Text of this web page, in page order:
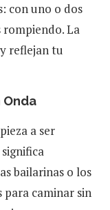
con uno o dos
rompiendo. La
reflejan tu
Onda
a ser
bailarinas o los
caminar sin